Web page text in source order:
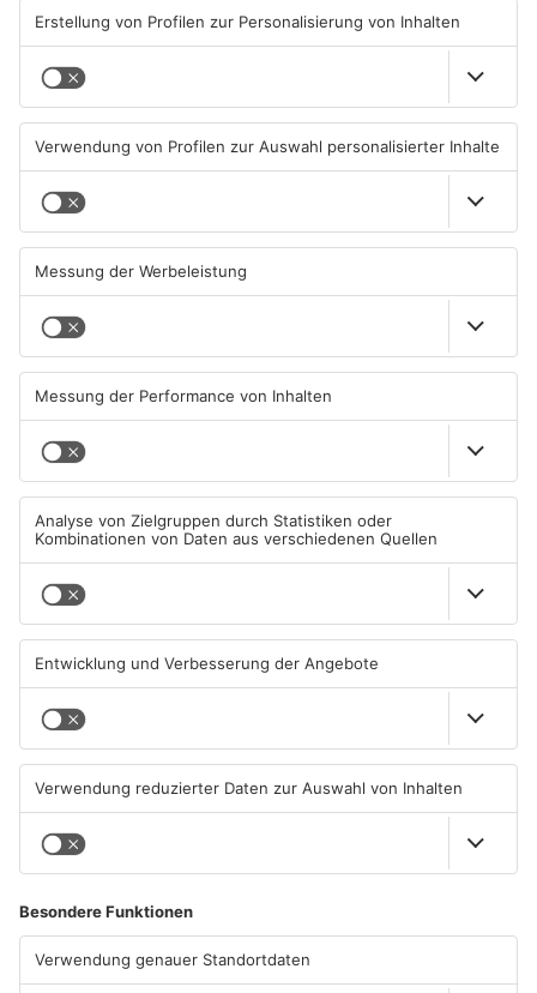
Senior vor Offenbacher Bank
abgelenkt und bestohlen
Igel verursacht
Polizeieinsatz in Mühlheimer
Rodgau jetzt mehr Geduld
04.08.2026, 06:47 UHR IN KREIS
OFFENBACH
04.08.2026, 06:41 UHR IN KREIS
OFFENBACH